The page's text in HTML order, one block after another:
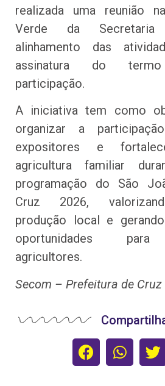
realizada uma reunião
Verde da Secretaria
alinhamento das
assinatura do
participação.
A iniciativa tem como
organizar a
expositores e
agricultura familiar
programação do São
Cruz 2026,
produção local e
oportunidades
agricultores.
Secom – Prefeitura de Cruz